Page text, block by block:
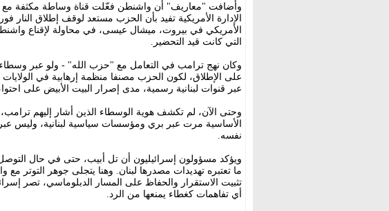
وأضافت "معاريف" أن واشنطن فعّلت قناة وساطة مكثفة مع
الإدارة الأمريكية تفيد بأن الحزب مستعد لوقف إطلاق النار
الأمريكي في بيروت، ميشال عيسى، في محاولة لإقناع
التي كانت قيد التحضير.
وكان نهج ترامب في التعامل مع "حزب الله" - ولو عبر
على الإطلاق، لكون الحزب مصنفا منظمة إرهابية في
عبر قنوات لبنانية رسمية، مدى إصرار البيت الأبيض على
وحتى الآن، لم تكشف هوية الوسطاء الذين أشار إليهم ترامب،
الأساسية مرت عبر بري ومؤسسات سياسية لبنانية، وليس
نفسه.
ويؤكد مسؤولون إسرائيليون أن تل أبيب، حتى في حال
ما تعتبره تهديدات مصدرها لبنان. وهنا يتجلى جوهر التوتر مع
تثبيت الاستقرار والحفاظ على المسار الدبلوماسي، تصر
أي تفاهمات كغطاء يمنعها من الرد.